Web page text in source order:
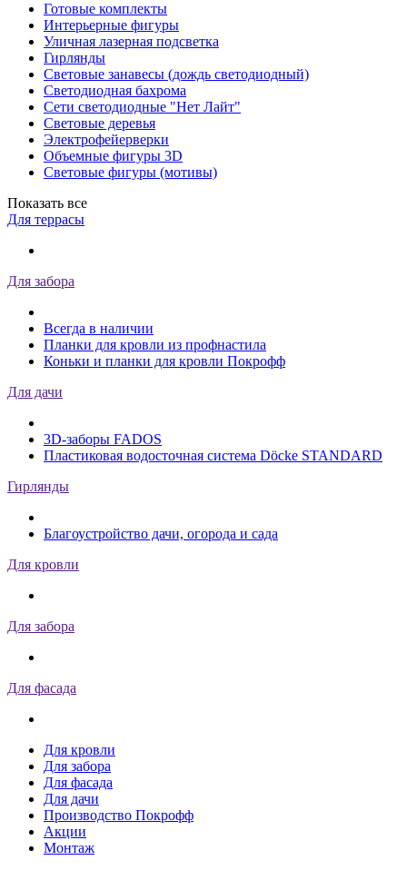
Готовые комплекты
Интерьерные фигуры
Уличная лазерная подсветка
Гирлянды
Световые занавесы (дождь светодиодный)
Светодиодная бахрома
Сети светодиодные "Нет Лайт"
Световые деревья
Электрофейерверки
Объемные фигуры 3D
Световые фигуры (мотивы)
Показать все
Для террасы
Для забора
Всегда в наличии
Планки для кровли из профнастила
Коньки и планки для кровли Покрофф
Для дачи
3D-заборы FADOS
Пластиковая водосточная система Döcke STANDARD
Гирлянды
Благоустройство дачи, огорода и сада
Для кровли
Для забора
Для фасада
Для кровли
Для забора
Для фасада
Для дачи
Производство Покрофф
Акции
Монтаж